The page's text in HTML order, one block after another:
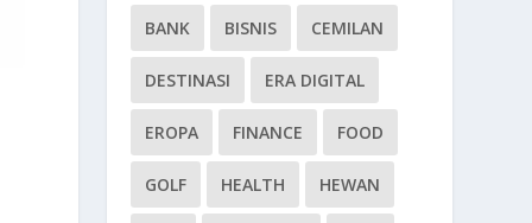
BANK BISNIS CEMILAN
DESTINASI ERA DIGITAL
EROPA FINANCE FOOD
GOLF HEALTH HEWAN